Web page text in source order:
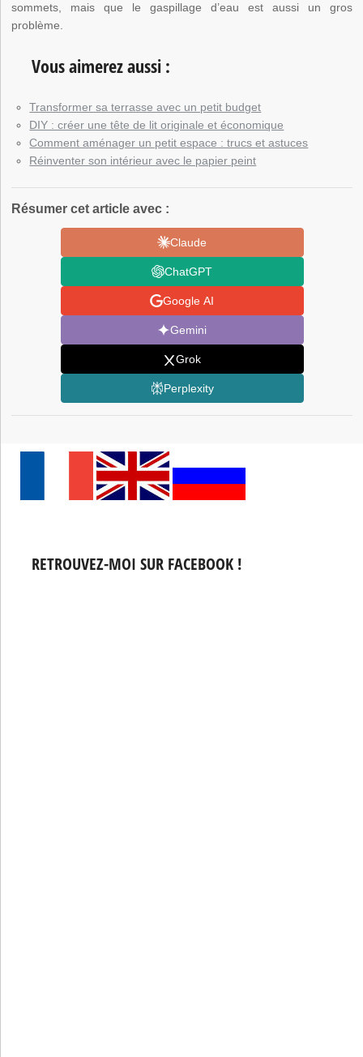
sommets, mais que le gaspillage d’eau est aussi un gros
problème.
Vous aimerez aussi :
Transformer sa terrasse avec un petit budget
DIY : créer une tête de lit originale et économique
Comment aménager un petit espace : trucs et astuces
Réinventer son intérieur avec le papier peint
Résumer cet article avec :
Claude
ChatGPT
Google AI
Gemini
Grok
Perplexity
RETROUVEZ-MOI SUR FACEBOOK !